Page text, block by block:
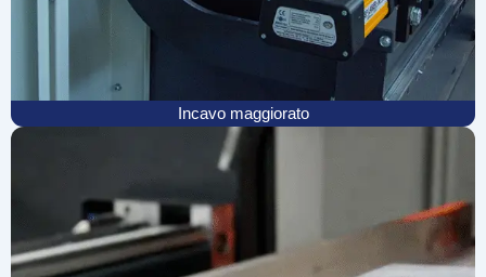
Incavo maggiorato